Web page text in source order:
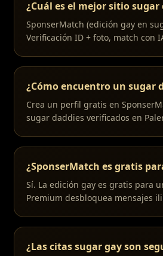
¿Cuál es el mejor sitio
SponserMatch (edición gay en
Verificación ID + foto, match con
¿Cómo encuentro un sugar
Crea un perfil gratis en
sugar daddies verificados en
¿SponserMatch es gratis
Sí. La edición gay es gratis para
Premium desbloquea mensajes
¿Las citas sugar gay son